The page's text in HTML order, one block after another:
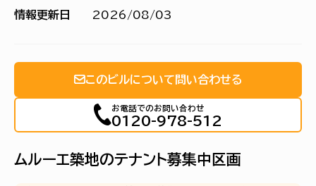
情報更新日 2026/08/03
このビルについて問い合わせる
お電話でのお問い合わせ
0120-978-512
ムルーエ築地のテナント募集中区画